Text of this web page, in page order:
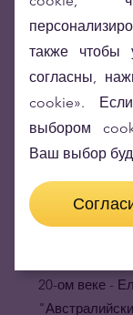
12 лет,
проба золота
Австралии -
монеты на
Золотые
коллекции
непрерывно
своих
20-ом веке -
также чтобы
согласны,
cookie».
выбором
Ваш выбор